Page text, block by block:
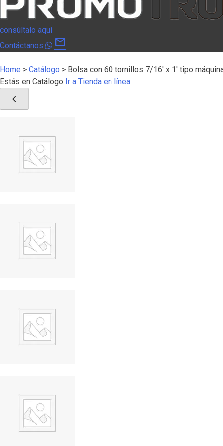
consúltalo aquí
Contáctanos
mail
Home > Catálogo > Bolsa con 60 tornillos 7/16′ x 1′ tipo
Estás en Catálogo Ir a Tienda en línea
chevron_left